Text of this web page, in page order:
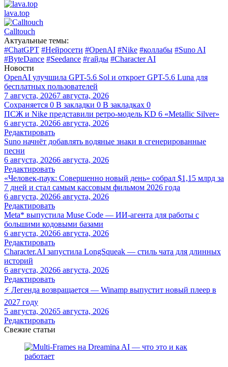
lava.top
Calltouch
Актуальные темы:
#ChatGPT #Нейросети #OpenAI #Nike #коллабы #Suno AI
#ByteDance #Seedance #гайды #Character AI
Новости
OpenAI улучшила GPT-5.6 Sol и откроет GPT-5.6 Luna для
бесплатных пользователей
7 августа, 20267 августа, 2026
Сохраняется 0 В закладки 0 В закладках 0
ПСЖ и Nike представили ретро-модель KD 6 «Metallic Silver»
6 августа, 20266 августа, 2026
Редактировать
Suno начнёт добавлять водяные знаки в сгенерированные
песни
6 августа, 20266 августа, 2026
Редактировать
«Человек-паук: Совершенно новый день» собрал $1,15 млрд за
7 дней и стал самым кассовым фильмом 2026 года
6 августа, 20266 августа, 2026
Редактировать
Meta* выпустила Muse Code — ИИ-агента для работы с
большими кодовыми базами
6 августа, 20266 августа, 2026
Редактировать
Character.AI запустила LongSqueak — стиль чата для длинных
историй
6 августа, 20266 августа, 2026
Редактировать
⚡ Легенда возвращается — Winamp выпустит новый плеер в
2027 году
5 августа, 20265 августа, 2026
Редактировать
Свежие статьи